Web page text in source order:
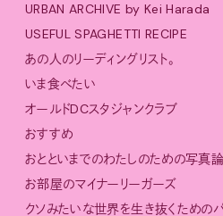
URBAN ARCHIVE by Kei Harada
USEFUL SPAGHETTI RECIPE
あの人のリーディングリスト。
いま食べたい
オールドDCスタジャンクラブ
おすすめ
おとといまでのわたしのための写真論
お部屋のマイナーリーガーズ
クソみたいな世界を生き抜くための